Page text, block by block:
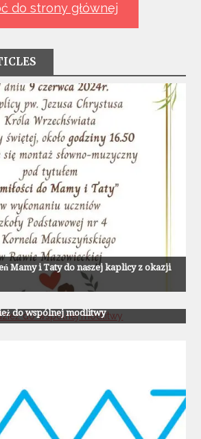
do strony głównej
Mamy i Taty do naszej kaplicy z okazji
do wspólnej modlitwy